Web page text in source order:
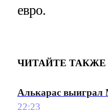
евро.
ЧИТАЙТЕ ТАКЖЕ
Алькарас выиграл
22:23